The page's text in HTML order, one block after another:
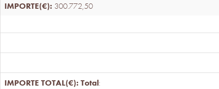
300.772,50
Total: